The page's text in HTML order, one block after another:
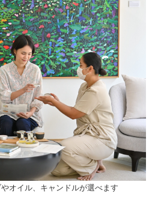
オイル、キャンドルが選べます